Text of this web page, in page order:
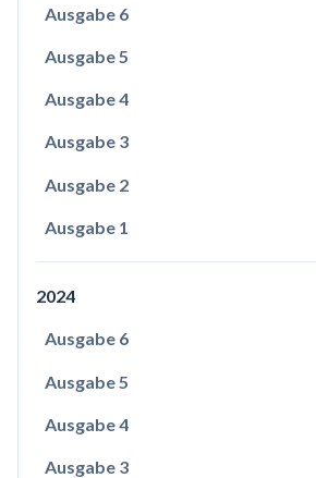
Ausgabe 6
Ausgabe 5
Ausgabe 4
Ausgabe 3
Ausgabe 2
Ausgabe 1
2024
Ausgabe 6
Ausgabe 5
Ausgabe 4
Ausgabe 3